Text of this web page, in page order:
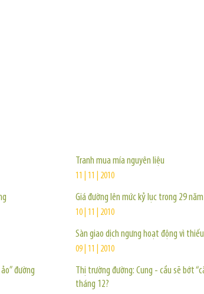
đường
Tranh mua mía nguyên liệu
11 | 11 | 2010
Giá đường lên mức kỷ lục trong 29 năm
10 | 11 | 2010
Sàn giao dịch ngưng hoạt động vì
09 | 11 | 2010
Thị trường đường: Cung - cầu sẽ bớt
tháng 12?